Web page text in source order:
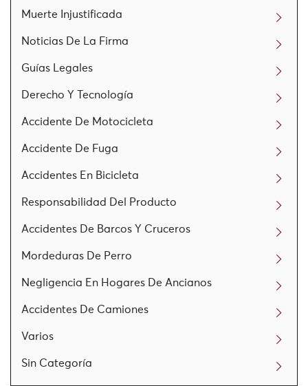
Muerte Injustificada
Noticias De La Firma
Guías Legales
Derecho Y Tecnología
Accidente De Motocicleta
Accidente De Fuga
Accidentes En Bicicleta
Responsabilidad Del Producto
Accidentes De Barcos Y Cruceros
Mordeduras De Perro
Negligencia En Hogares De Ancianos
Accidentes De Camiones
Varios
Sin Categoría